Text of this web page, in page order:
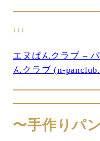
↓↓↓
エヌぱんクラブ –
んクラブ (n-
〜手作りパ